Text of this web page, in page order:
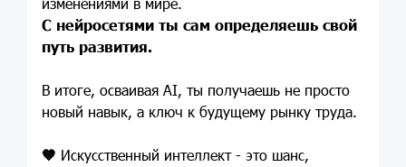
С нейросетями ты сам определяешь свой
путь развития.
В итоге, осваивая AI, ты получаешь не просто
новый навык, а ключ к будущему рынку труда.
🤎 Искусственный интеллект - это шанс,